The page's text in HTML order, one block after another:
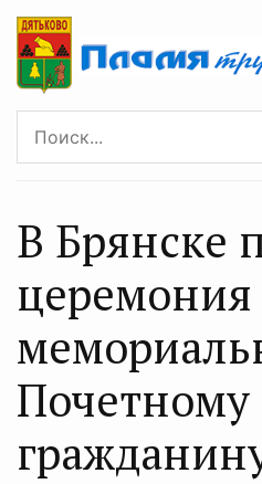
В Брянске
Почетному